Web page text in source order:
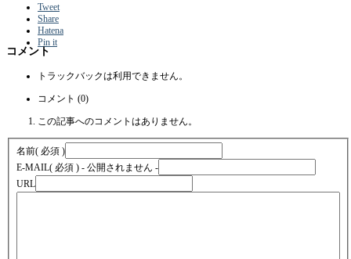
Tweet
Share
Hatena
Pin it
コメント
トラックバックは利用できません。
コメント (0)
この記事へのコメントはありません。
名前( 必須 )
E-MAIL( 必須 ) - 公開されません -
URL